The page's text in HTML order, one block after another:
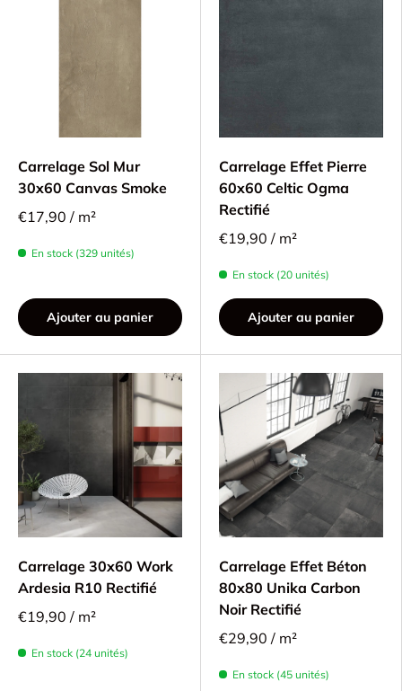
Carrelage Sol Mur
30x60 Canvas Smoke
€17,90 / m²
En stock (329 unités)
Ajouter au panier
Carrelage Effet Pierre
60x60 Celtic Ogma
Rectifié
€19,90 / m²
En stock (20 unités)
Ajouter au panier
Carrelage 30x60 Work
Ardesia R10 Rectifié
€19,90 / m²
En stock (24 unités)
Carrelage Effet Béton
80x80 Unika Carbon
Noir Rectifié
€29,90 / m²
En stock (45 unités)